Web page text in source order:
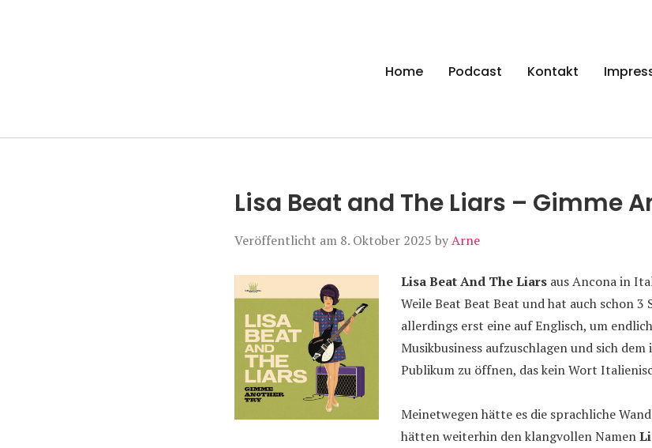
Manierenversagen
Home Podcast Kontakt
Lisa Beat and The Liars – Gimme
Veröffentlicht am 8. Oktober 2025 byArne
Lisa Beat And The Liars aus Ancona in
Weile Beat Beat Beat und hat auch schon
allerdings erst eine auf Englisch, um
Musikbusiness aufzuschlagen und sich
Publikum zu öffnen, das kein Wort
Meinetwegen hätte es die sprachliche
hätten weiterhin den klangvollen Namen